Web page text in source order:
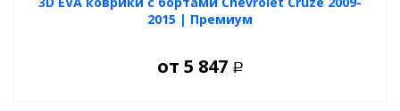
2015 | Премиум
от 5 847 Р